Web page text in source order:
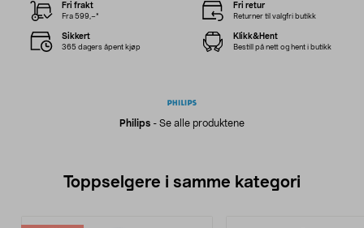
Philips - Se alle produktene
Fri frakt
Fra 599,–*
Fri retur
Returner til valgfri butikk
Sikkert
365 dagers åpent kjøp
Klikk&Hent
Bestill på nett og hent i butikk
Toppselgere i samme kategori